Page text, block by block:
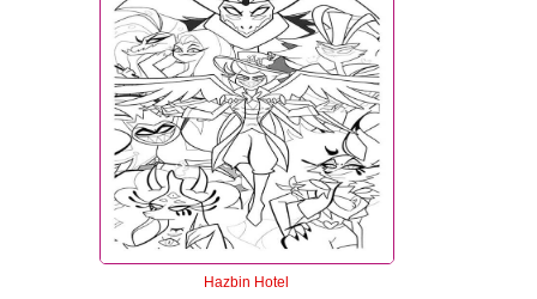
Hazbin Hotel